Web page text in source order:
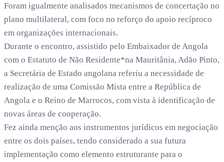
Foram igualmente analisados mecanismos de concertação no
plano multilateral, com foco no reforço do apoio recíproco
em organizações internacionais.
Durante o encontro, assistido pelo Embaixador de Angola
com o Estatuto de Não Residente*na Mauritânia, Adão Pinto,
a Secretária de Estado angolana referiu a necessidade de
realização de uma Comissão Mista entre a República de
Angola e o Reino de Marrocos, com vista à identificação de
novas áreas de cooperação.
Fez ainda menção aos instrumentos jurídicos em negociação
entre os dois países, tendo considerado a sua futura
implementação como elemento estruturante para o